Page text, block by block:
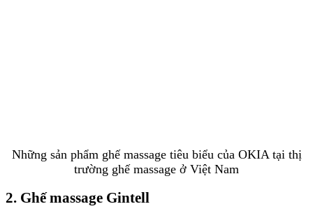
Những sản phẩm ghế massage tiêu biểu của OKIA tại thị
trường ghế massage ở Việt Nam
2. Ghế massage Gintell